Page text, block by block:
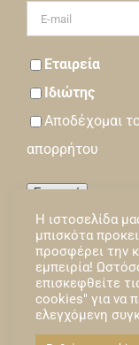
Εταιρεία
Ιδιώτης
Αποδέχομαι
απορρήτου
Εγγραφή
Loading…
Empsychosis
Όροι Χρήσης
Η ιστοσελίδα
μπισκότα
προσφέρει την
εμπειρία!
επισκεφθείτε
cookies" για να
ελεγχόμενη